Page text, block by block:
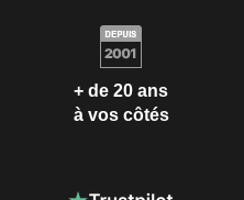
+ de 20 ans
à vos côtés